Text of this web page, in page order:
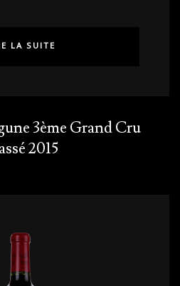
LA SUITE
3ème Grand Cru
2015